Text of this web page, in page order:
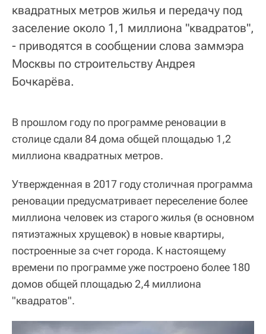
квадратных метров жилья и передачу под
заселение около 1,1 миллиона "квадратов",
- приводятся в сообщении слова заммэра
Москвы по строительству Андрея
Бочкарёва.
В прошлом году по программе реновации в
столице сдали 84 дома общей площадью 1,2
миллиона квадратных метров.
Утвержденная в 2017 году столичная программа
реновации предусматривает переселение более
миллиона человек из старого жилья (в основном
пятиэтажных хрущевок) в новые квартиры,
построенные за счет города. К настоящему
времени по программе уже построено более 180
домов общей площадью 2,4 миллиона
"квадратов".